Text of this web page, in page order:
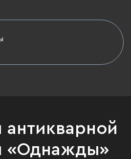
антикварной
«Однажды»